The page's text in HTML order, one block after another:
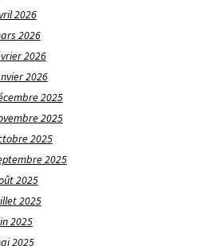
2026
2026
2026
2026
2025
2025
2025
2025
2025
2025
2025
2025